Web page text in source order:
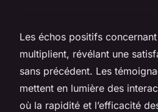
Les échos positifs
multiplient, révélant une
sans précédent. Les
mettent en lumière des
où la rapidité et l’efficacité